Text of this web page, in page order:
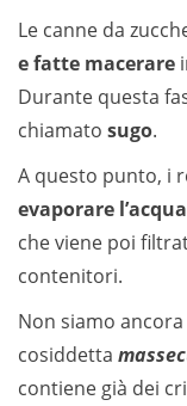
Le canne da
e fatte macerare
Durante questa
chiamato sugo.
A questo punto, i
evaporare
che viene poi
contenitori.
Non siamo
cosiddetta
contiene già dei